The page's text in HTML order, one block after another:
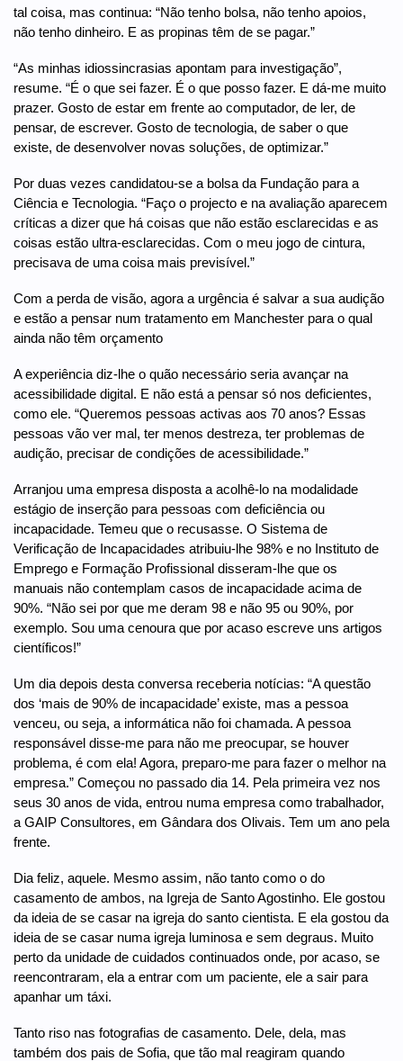
tal coisa, mas continua: “Não tenho bolsa, não tenho apoios,
não tenho dinheiro. E as propinas têm de se pagar.”
“As minhas idiossincrasias apontam para investigação”,
resume. “É o que sei fazer. É o que posso fazer. E dá-me muito
prazer. Gosto de estar em frente ao computador, de ler, de
pensar, de escrever. Gosto de tecnologia, de saber o que
existe, de desenvolver novas soluções, de optimizar.”
Por duas vezes candidatou-se a bolsa da Fundação para a
Ciência e Tecnologia. “Faço o projecto e na avaliação aparecem
críticas a dizer que há coisas que não estão esclarecidas e as
coisas estão ultra-esclarecidas. Com o meu jogo de cintura,
precisava de uma coisa mais previsível.”
Com a perda de visão, agora a urgência é salvar a sua audição
e estão a pensar num tratamento em Manchester para o qual
ainda não têm orçamento
A experiência diz-lhe o quão necessário seria avançar na
acessibilidade digital. E não está a pensar só nos deficientes,
como ele. “Queremos pessoas activas aos 70 anos? Essas
pessoas vão ver mal, ter menos destreza, ter problemas de
audição, precisar de condições de acessibilidade.”
Arranjou uma empresa disposta a acolhê-lo na modalidade
estágio de inserção para pessoas com deficiência ou
incapacidade. Temeu que o recusasse. O Sistema de
Verificação de Incapacidades atribuiu-lhe 98% e no Instituto de
Emprego e Formação Profissional disseram-lhe que os
manuais não contemplam casos de incapacidade acima de
90%. “Não sei por que me deram 98 e não 95 ou 90%, por
exemplo. Sou uma cenoura que por acaso escreve uns artigos
científicos!”
Um dia depois desta conversa receberia notícias: “A questão
dos ‘mais de 90% de incapacidade’ existe, mas a pessoa
venceu, ou seja, a informática não foi chamada. A pessoa
responsável disse-me para não me preocupar, se houver
problema, é com ela! Agora, preparo-me para fazer o melhor na
empresa.” Começou no passado dia 14. Pela primeira vez nos
seus 30 anos de vida, entrou numa empresa como trabalhador,
a GAIP Consultores, em Gândara dos Olivais. Tem um ano pela
frente.
Dia feliz, aquele. Mesmo assim, não tanto como o do
casamento de ambos, na Igreja de Santo Agostinho. Ele gostou
da ideia de se casar na igreja do santo cientista. E ela gostou da
ideia de se casar numa igreja luminosa e sem degraus. Muito
perto da unidade de cuidados continuados onde, por acaso, se
reencontraram, ela a entrar com um paciente, ele a sair para
apanhar um táxi.
Tanto riso nas fotografias de casamento. Dele, dela, mas
também dos pais de Sofia, que tão mal reagiram quando